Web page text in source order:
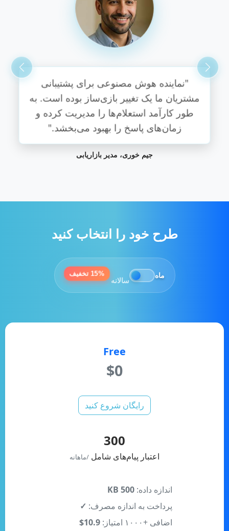
"از زمان پیاده‌سازی نماینده بات، افزایش
قابل توجهی در بهره‌وری دیده‌ایم. کاربرپسند
است و به طور یکپارچه ادغام می‌شود."
ماه
سالانه
15% تخفیف
$0
اعتبار پیام‌های شامل
پرداخت به اندازه مصرف:
اضافی +۱۰۰۰ امتیاز:
10.9$
تعداد عوامل هوش مصنوعی: